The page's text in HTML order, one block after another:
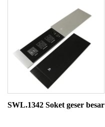
SWL.1342 Soket geser besar